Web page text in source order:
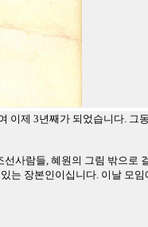
제 3년째가 되었습니다. 그
사람들, 혜원의 그림 밖으로
장본인이십니다. 이날 모